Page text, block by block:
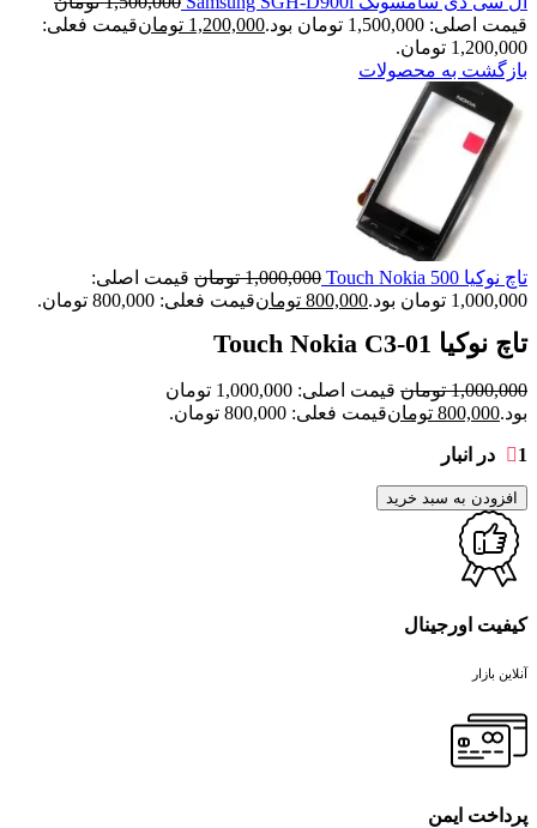
قیمت اصلی: 1,500,000 تومان بود.
1,200,000 تومانقیمت فعلی:
1,200,000 تومان.
بازگشت به محصولات
تاچ نوکیا Touch Nokia 500 1,000,000 تومان قیمت اصلی:
1,000,000 تومان بود.
800,000 تومانقیمت فعلی: 800,000 تومان.
تاچ نوکیا Touch Nokia C3-01
1,000,000 تومان
قیمت اصلی: 1,000,000 تومان
بود.800,000 تومانقیمت فعلی: 800,000 تومان.
1 در انبار
افزودن به سبد خرید
کیفیت اورجینال
آنلاین بازار
پرداخت ایمن